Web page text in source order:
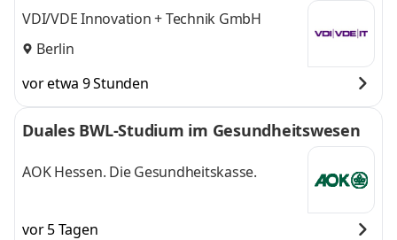
VDI/VDE Innovation + Technik GmbH
Berlin
vor etwa 9 Stunden
Duales BWL-Studium im Gesundheitswesen
AOK Hessen. Die Gesundheitskasse.
vor 5 Tagen